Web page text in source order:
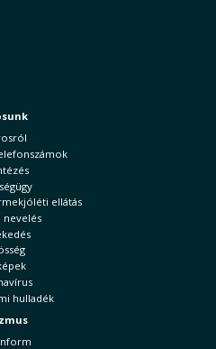
ellátás
nevelés
hulladék